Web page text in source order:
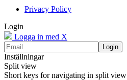
Privacy Policy
Login
Logga in med X
Login
Inställningar
Split view
Short keys for navigating in split view